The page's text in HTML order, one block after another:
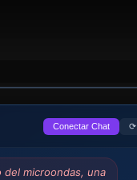
Conectar Chat ⟳
microondas, una